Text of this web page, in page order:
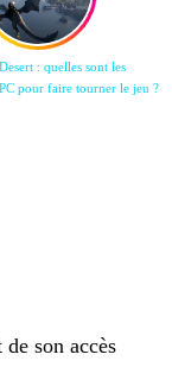
: quelles sont les
pour faire tourner le jeu ?
son accès